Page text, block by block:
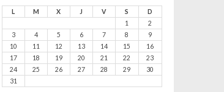
L M X J V S
D
1
2
3
4 5 6 7 8
9
10
11 12 13 14 15
16
17
18 19 20 21 22
23
24
25 26 27 28 29
30
31